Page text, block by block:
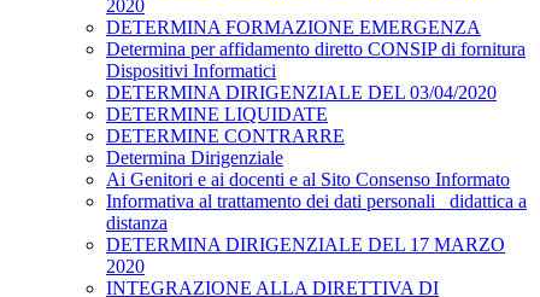
2020
DETERMINA FORMAZIONE EMERGENZA
Determina per affidamento diretto CONSIP di fornitura
Dispositivi Informatici
DETERMINA DIRIGENZIALE DEL 03/04/2020
DETERMINE LIQUIDATE
DETERMINE CONTRARRE
Determina Dirigenziale
Ai Genitori e ai docenti e al Sito Consenso Informato
Informativa al trattamento dei dati personali _didattica a
distanza
DETERMINA DIRIGENZIALE DEL 17 MARZO
2020
INTEGRAZIONE ALLA DIRETTIVA DI